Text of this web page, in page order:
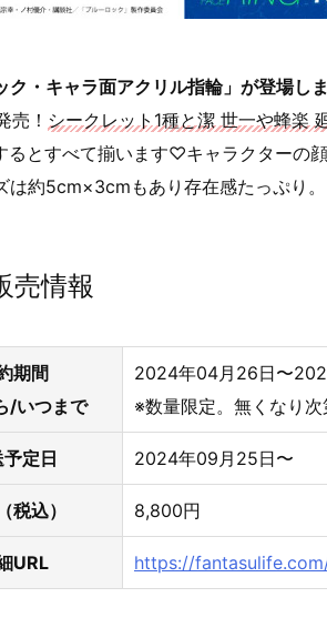
ク・キャラ面アクリル指輪」が登場し
売！ シークレット1種と潔 世一や蜂楽
るとすべて揃います♡キャラクターの
は約5cm×3cmもあり存在感たっぷり。
売情報
期間
/いつまで
2024年04月26日〜
※数量限定。無くなり次
定日 2024年09月25日〜
税込） 8,800円
URL https://